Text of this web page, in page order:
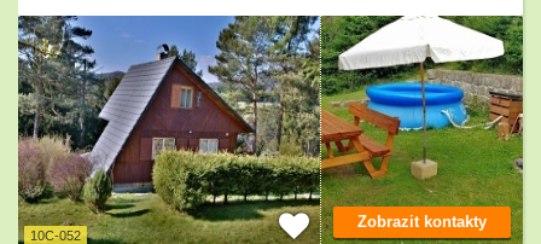
10C-052
Zobrazit kontakty